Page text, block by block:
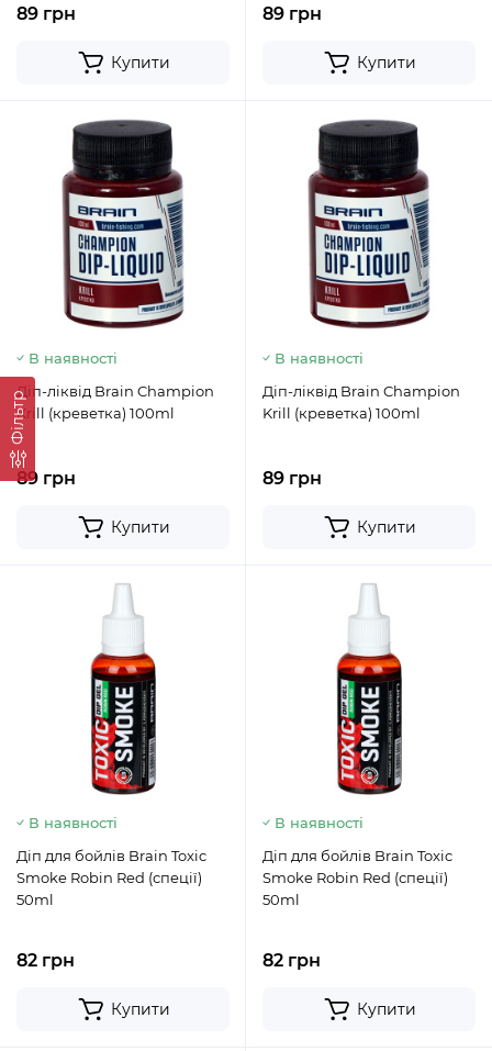
Фільтр
89 грн
Купити
89 грн
Купити
В наявності
Діп-ліквід Brain Champion
Krill (креветка) 100ml
89 грн
Купити
В наявності
Діп-ліквід Brain Champion
Krill (креветка) 100ml
89 грн
Купити
В наявності
Діп для бойлів Brain Toxic
Smoke Robin Red (спеції)
50ml
82 грн
Купити
В наявності
Діп для бойлів Brain Toxic
Smoke Robin Red (спеції)
50ml
82 грн
Купити